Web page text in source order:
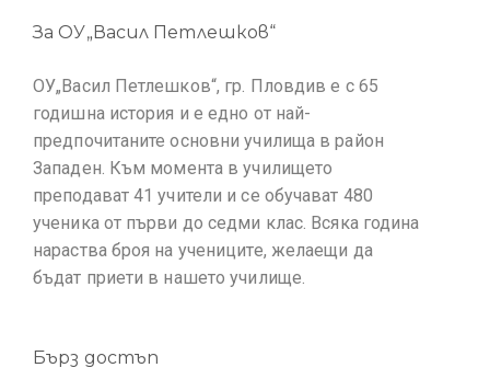
За ОУ„Васил Петлешков“
ОУ„Васил Петлешков“, гр. Пловдив е с 65
годишна история и е едно от най-
предпочитаните основни училища в район
Западен. Към момента в училището
преподават 41 учители и се обучават 480
ученика от първи до седми клас. Всяка година
нараства броя на учениците, желаещи да
бъдат приети в нашето училище.
Бърз достъп